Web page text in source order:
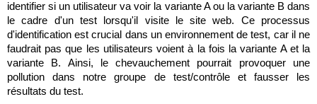
Margaux Snakkers
Mathias Segers
Matthias Langenaeker
identifier si un utilisateur va voir la variante A ou la variante B dans
le cadre d'un test lorsqu'il visite le site web. Ce processus
d'identification est crucial dans un environnement de test, car il ne
faudrait pas que les utilisateurs voient à la fois la variante A et la
variante B. Ainsi, le chevauchement pourrait provoquer une
pollution dans notre groupe de test/contrôle et fausser les
résultats du test.